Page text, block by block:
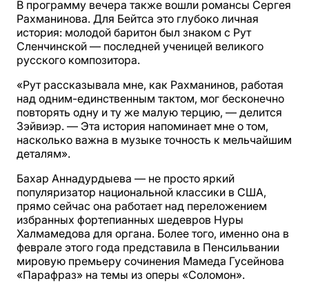
В программу вечера также вошли романсы Сергея
Рахманинова. Для Бейтса это глубоко личная
история: молодой баритон был знаком с Рут
Сленчинской — последней ученицей великого
русского композитора.
«Рут рассказывала мне, как Рахманинов, работая
над одним-единственным тактом, мог бесконечно
повторять одну и ту же малую терцию, — делится
Зэйвиэр. — Эта история напоминает мне о том,
насколько важна в музыке точность к мельчайшим
деталям».
Бахар Аннадурдыева — не просто яркий
популяризатор национальной классики в США,
прямо сейчас она работает над переложением
избранных фортепианных шедевров Нуры
Халмамедова для органа. Более того, именно она в
феврале этого года представила в Пенсильвании
мировую премьеру сочинения Мамеда Гусейнова
«Парафраз» на темы из оперы «Соломон».